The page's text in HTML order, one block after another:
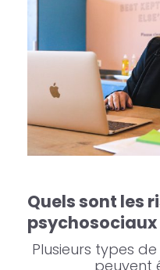
Quels sont les
psychosociaux
Plusieurs types
peuvent